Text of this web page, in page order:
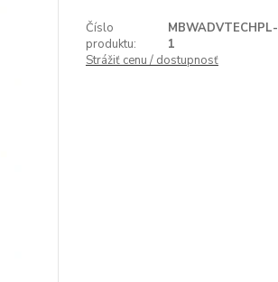
Číslo
produktu:
MBWADVTECHPL-
1
Strážiť cenu / dostupnosť